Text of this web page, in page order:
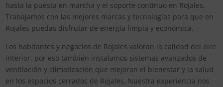
hasta la puesta en marcha y el soporte continuo en Rojales.
Trabajamos con las mejores marcas y tecnologías para que en
Rojales puedas disfrutar de energía limpia y económica.
Los habitantes y negocios de Rojales valoran la calidad del aire
interior, por eso también instalamos sistemas avanzados de
ventilación y climatización que mejoran el bienestar y la salud
en los espacios cerrados de Rojales. Nuestra experiencia nos